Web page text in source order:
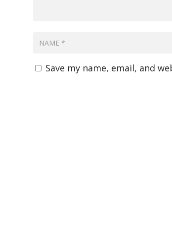
Save my name, email, and